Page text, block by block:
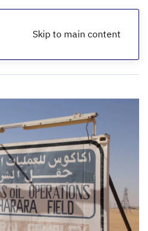
Skip to main content
الرئيسية